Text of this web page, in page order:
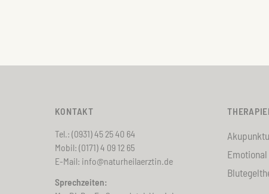
KONTAKT
Tel.: (0931) 45 25 40 64
Mobil: (0171) 4 09 12 65
E-Mail: info@naturheilaerztin.de
Sprechzeiten: